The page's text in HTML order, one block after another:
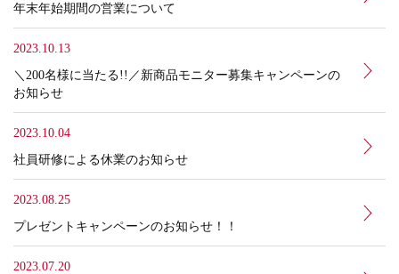
年末年始期間の営業について
2023.10.13
＼200名様に当たる!!／新商品モニター募集キャンペーンの
お知らせ
2023.10.04
社員研修による休業のお知らせ
2023.08.25
プレゼントキャンペーンのお知らせ！！
2023.07.20